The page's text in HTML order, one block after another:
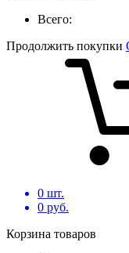
Всего:
Продолжить покупки
0 шт.
0 руб.
Корзина товаров